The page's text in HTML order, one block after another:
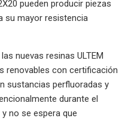
pueden producir piezas
su mayor resistencia
nuevas resinas ULTEM
renovables con certificación
sustancias perfluoradas y
durante el
no se espera que